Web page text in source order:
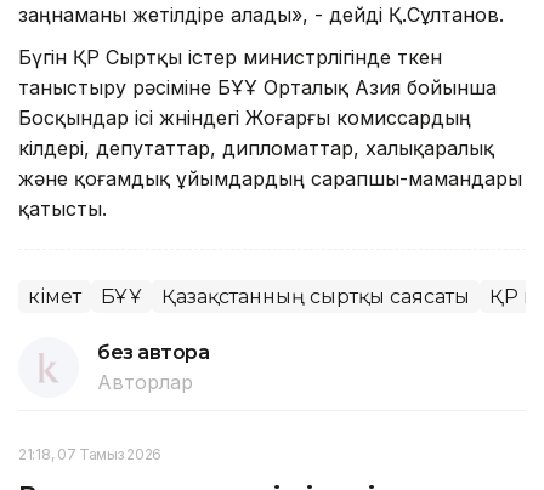
заңнаманы жетілдіре алады», - дейді Қ.Сұлтанов.
Бүгін ҚР Сыртқы істер министрлігінде өткен
таныстыру рәсіміне БҰҰ Орталық Азия бойынша
Босқындар ісі жөніндегі Жоғарғы комиссардың
өкілдері, депутаттар, дипломаттар, халықаралық
және қоғамдық ұйымдардың сарапшы-мамандары
қатысты.
Үкімет БҰҰ Қазақстанның сыртқы саясаты ҚР
без автора
Авторлар
21:18, 07 Тамыз 2026